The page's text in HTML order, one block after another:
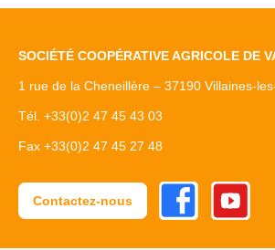
SOCIÉTÉ COOPÉRATIVE AGRICOLE DE
1 rue de la Cheneillère – 37190 Villaines-
Tél. +33(0)2 47 45 43 03
Fax +33(0)2 47 45 27 48
Contactez-nous
FacebookYoutube